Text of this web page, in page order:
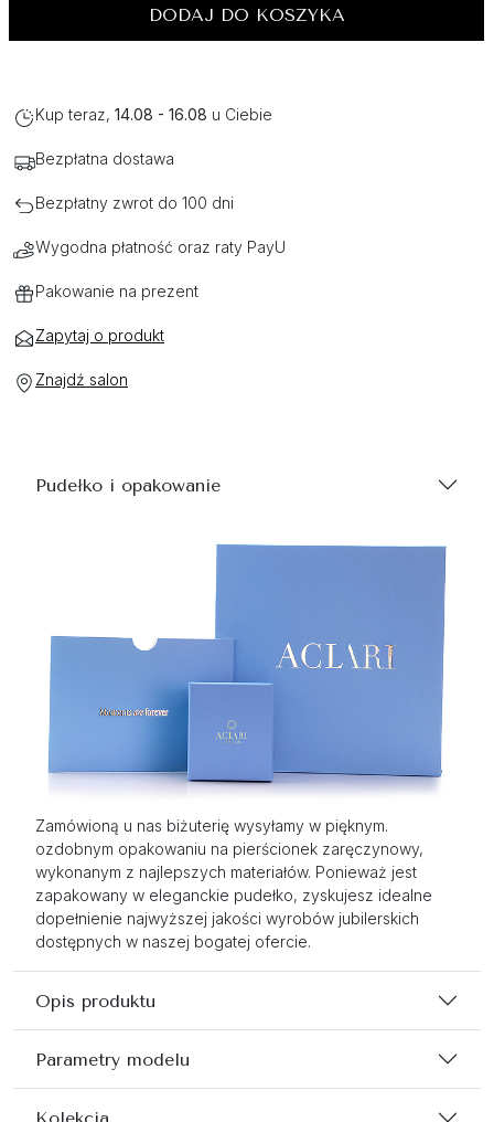
DODAJ DO KOSZYKA
Kup teraz, 14.08 - 16.08 u Ciebie
Bezpłatna dostawa
Bezpłatny zwrot do 100 dni
Wygodna płatność oraz raty PayU
Pakowanie na prezent
Zapytaj o produkt
Znajdź salon
Pudełko i opakowanie
Zamówioną u nas biżuterię wysyłamy w pięknym.
ozdobnym opakowaniu na pierścionek zaręczynowy,
wykonanym z najlepszych materiałów. Ponieważ jest
zapakowany w eleganckie pudełko, zyskujesz idealne
dopełnienie najwyższej jakości wyrobów jubilerskich
dostępnych w naszej bogatej ofercie.
Opis produktu
Parametry modelu